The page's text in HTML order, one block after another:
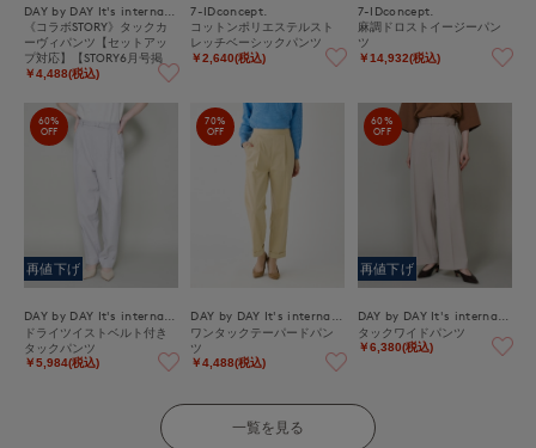
《コラボSTORY》タックカ
ーヴィパンツ【セットアッ
プ対応】【STORY6月号掲
載】
￥4,488(税込)
7-IDconcept.
コットンポリエステルスト
レッチベーシックパンツ
￥2,640(税込)
7-IDconcept.
麻調ドロストイージーパン
ツ
￥14,932(税込)
60%
OFF
再値下げ
ドライツイストベルト付き
タックパンツ
￥5,984(税込)
70%
OFF
ワンタックテーパードパン
ツ
￥4,488(税込)
60%
OFF
再値下げ
タックワイドパンツ
￥6,380(税込)
一覧を見る